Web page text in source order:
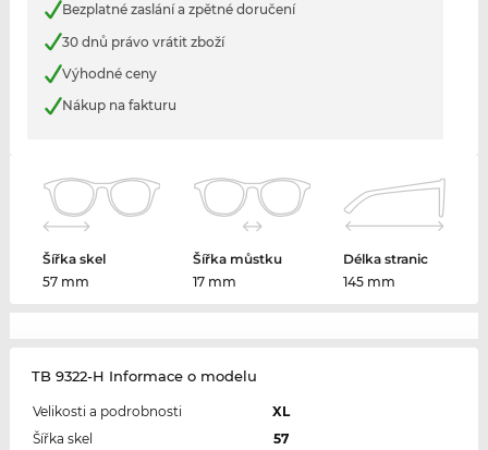
Bezplatné zaslání a zpětné doručení
30 dnů právo vrátit zboží
Výhodné ceny
Nákup na fakturu
Šířka skel
57 mm
Šířka můstku
17 mm
Délka stranic
145 mm
TB 9322-H Informace o modelu
Velikosti a podrobnosti
XL
Šířka skel
57